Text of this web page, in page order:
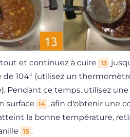
et continuez à cuire 13
104° (utilisez un
Pendant ce temps, utilisez
surface 14 , afin d'obtenir une
la bonne température,
15 .